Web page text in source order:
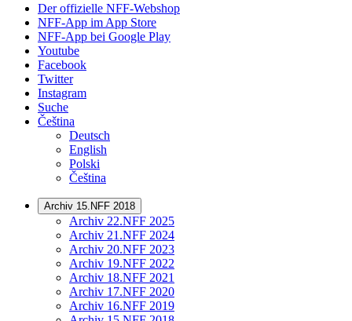
Der offizielle NFF-Webshop
NFF-App im App Store
NFF-App bei Google Play
Youtube
Facebook
Twitter
Instagram
Suche
Čeština
Deutsch
English
Polski
Čeština
Archiv 15.NFF 2018
Archiv 22.NFF 2025
Archiv 21.NFF 2024
Archiv 20.NFF 2023
Archiv 19.NFF 2022
Archiv 18.NFF 2021
Archiv 17.NFF 2020
Archiv 16.NFF 2019